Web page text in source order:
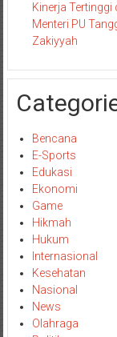
Kinerja Tertinggi
Menteri PU
Zakiyyah
Bencana
E-Sports
Edukasi
Ekonomi
Game
Hikmah
Hukum
Internasional
Kesehatan
Nasional
News
Olahraga